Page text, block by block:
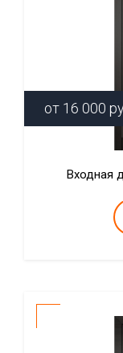
от 16 000
Входная